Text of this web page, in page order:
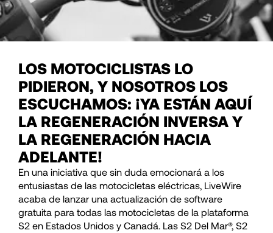
LOS MOTOCICLISTAS LO
PIDIERON, Y NOSOTROS LOS
ESCUCHAMOS: ¡YA ESTÁN AQUÍ
LA REGENERACIÓN INVERSA Y
LA REGENERACIÓN HACIA
ADELANTE!
En una iniciativa que sin duda emocionará a los
entusiastas de las motocicletas eléctricas, LiveWire
acaba de lanzar una actualización de software
gratuita para todas las motocicletas de la plataforma
S2 en Estados Unidos y Canadá. Las S2 Del Mar®, S2